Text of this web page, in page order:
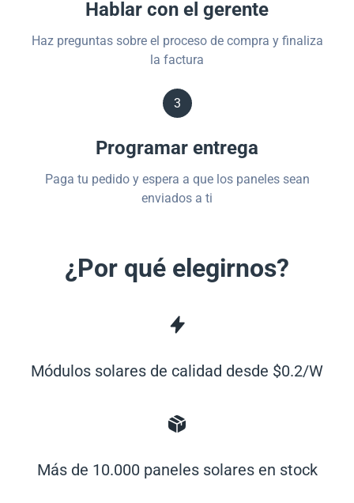
Hablar con el gerente
Haz preguntas sobre el proceso de compra y finaliza
la factura
3
Programar entrega
Paga tu pedido y espera a que los paneles sean
enviados a ti
¿Por qué elegirnos?
Módulos solares de calidad desde $0.2/W
Más de 10.000 paneles solares en stock